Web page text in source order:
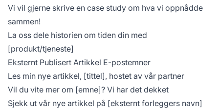
Vi vil gjerne skrive en case study om hva vi oppnådde
sammen!
La oss dele historien om tiden din med
[produkt/tjeneste]
Eksternt Publisert Artikkel E-postemner
Les min nye artikkel, [tittel], hostet av vår partner
Vil du vite mer om [emne]? Vi har det dekket
Sjekk ut vår nye artikkel på [eksternt forleggers navn]